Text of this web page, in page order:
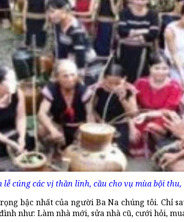
lễ cúng các vị thần linh, cầu cho vụ mùa bội
bậc nhất của người Ba Na chúng tôi. Chỉ
như: Làm nhà mới, sửa nhà cũ, cưới hỏi,